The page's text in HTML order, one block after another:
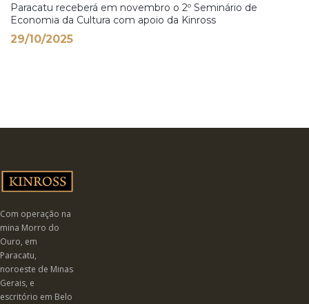
Paracatu receberá em novembro o 2º Seminário de
Economia da Cultura com apoio da Kinross
29/10/2025
Com operação na
mina Morro do
Ouro, em
Paracatu,
noroeste de Minas
Gerais, e
escritório em Belo